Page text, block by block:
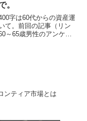
。
字は60代からの資産運
て。前回の記事（リン
～65歳男性のアンケー
ンティア市場とは